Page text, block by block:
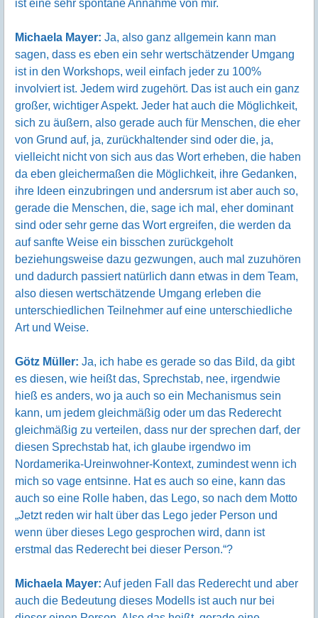
ist eine sehr spontane Annahme von mir.
Michaela Mayer: Ja, also ganz allgemein kann man
sagen, dass es eben ein sehr wertschätzender Umgang
ist in den Workshops, weil einfach jeder zu 100%
involviert ist. Jedem wird zugehört. Das ist auch ein ganz
großer, wichtiger Aspekt. Jeder hat auch die Möglichkeit,
sich zu äußern, also gerade auch für Menschen, die eher
von Grund auf, ja, zurückhaltender sind oder die, ja,
vielleicht nicht von sich aus das Wort erheben, die haben
da eben gleichermaßen die Möglichkeit, ihre Gedanken,
ihre Ideen einzubringen und andersrum ist aber auch so,
gerade die Menschen, die, sage ich mal, eher dominant
sind oder sehr gerne das Wort ergreifen, die werden da
auf sanfte Weise ein bisschen zurückgeholt
beziehungsweise dazu gezwungen, auch mal zuzuhören
und dadurch passiert natürlich dann etwas in dem Team,
also diesen wertschätzende Umgang erleben die
unterschiedlichen Teilnehmer auf eine unterschiedliche
Art und Weise.
Götz Müller: Ja, ich habe es gerade so das Bild, da gibt
es diesen, wie heißt das, Sprechstab, nee, irgendwie
hieß es anders, wo ja auch so ein Mechanismus sein
kann, um jedem gleichmäßig oder um das Rederecht
gleichmäßig zu verteilen, dass nur der sprechen darf, der
diesen Sprechstab hat, ich glaube irgendwo im
Nordamerika-Ureinwohner-Kontext, zumindest wenn ich
mich so vage entsinne. Hat es auch so eine, kann das
auch so eine Rolle haben, das Lego, so nach dem Motto
„Jetzt reden wir halt über das Lego jeder Person und
wenn über dieses Lego gesprochen wird, dann ist
erstmal das Rederecht bei dieser Person.“?
Michaela Mayer: Auf jeden Fall das Rederecht und aber
auch die Bedeutung dieses Modells ist auch nur bei